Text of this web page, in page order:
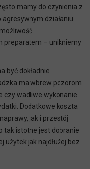
mamy do czynienia z
działaniu.
preparatem – unikniemy
być dokładnie
ma wbrew pozorom
czy wadliwe wykonanie
Dodatkowe koszta
jak i przestój
tak istotne jest dobranie
użytek jak najdłużej bez